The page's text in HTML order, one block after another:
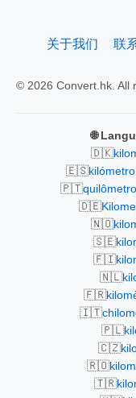
关于我们 联
© 2026 Convert.hk. All
🌐
🇩🇰
🇪🇸
🇵🇹
🇩🇪
🇳🇴
🇸🇪
🇫🇮
🇳🇱
🇫🇷
🇮🇹
🇵🇱
🇨🇿
🇷🇴
🇹🇷